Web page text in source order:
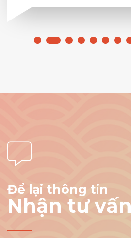
Để lại thông tin
Nhận tư vấn